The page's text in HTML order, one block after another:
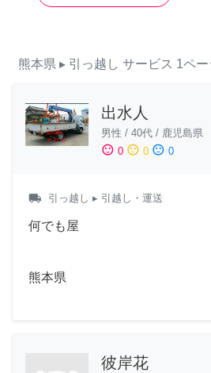
熊本県 ▸ 引っ越し サービス 1ペー
出水人
男性 / 40代 / 鹿児島県
sentiment_satisfied 0 sentiment_neutral 0 sentiment_dissatisfied 0
local_shipping 引っ越し ▸ 引越し・運送
何でも屋
熊本県
彼岸花